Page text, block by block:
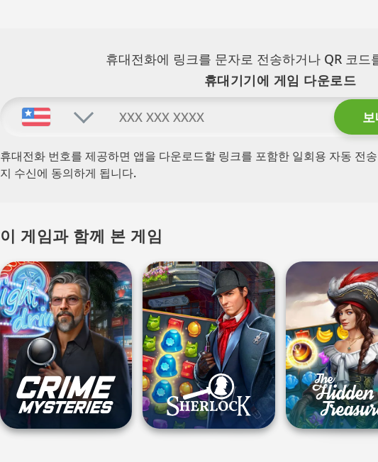
휴대전화에 링크를 문자로 전송하거나 QR 코드
휴대기기에 게임 다운로드
휴대전화 번호를 제공하면 앱을 다운로드할 링크를 포함한 일회용 자동 전
지 수신에 동의하게 됩니다.
이 게임과 함께 본 게임